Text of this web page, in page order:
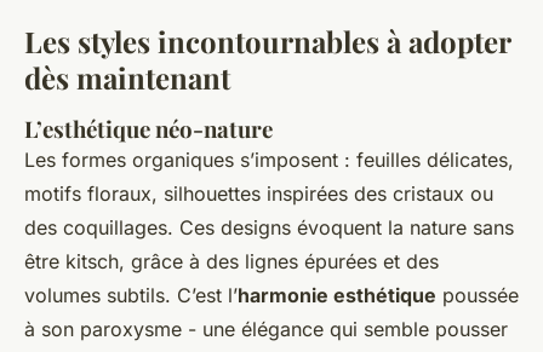
Les styles incontournables à adopter
dès maintenant
L’esthétique néo-nature
Les formes organiques s’imposent : feuilles délicates,
motifs floraux, silhouettes inspirées des cristaux ou
des coquillages. Ces designs évoquent la nature sans
être kitsch, grâce à des lignes épurées et des
volumes subtils. C’est l’harmonie esthétique poussée
à son paroxysme - une élégance qui semble pousser